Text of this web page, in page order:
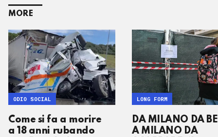
MORE
Come si fa a morire
a 18 anni rubando
ODIO SOCIAL
DA MILANO DA
A MILANO DA
LONG FORM